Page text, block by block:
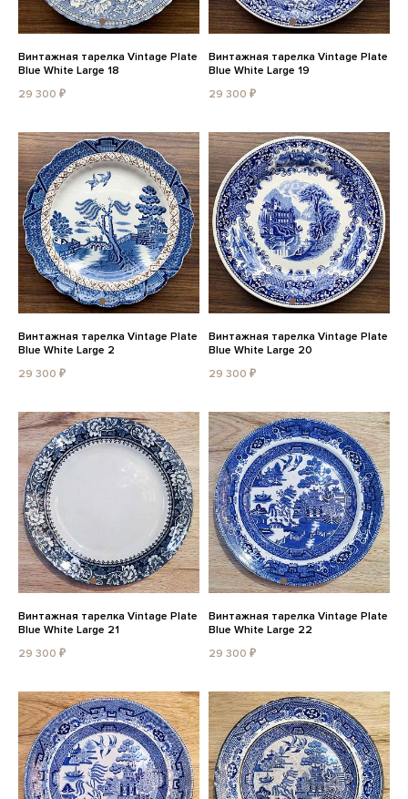
Винтажная тарелка Vintage Plate
Blue White Large 18
29 300 ₽
Винтажная тарелка Vintage Plate
Blue White Large 19
29 300 ₽
Винтажная тарелка Vintage Plate
Blue White Large 2
29 300 ₽
Винтажная тарелка Vintage Plate
Blue White Large 20
29 300 ₽
Винтажная тарелка Vintage Plate
Blue White Large 21
29 300 ₽
Винтажная тарелка Vintage Plate
Blue White Large 22
29 300 ₽